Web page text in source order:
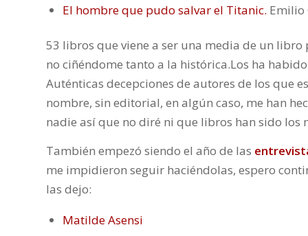
El hombre que pudo salvar el Titanic. Emilio
53 libros que viene a ser una media de un libro
no ciñéndome tanto a la histórica.Los ha
Auténticas decepciones de autores de los que
nombre, sin editorial, en algún caso, me han
nadie así que no diré ni que libros han sido los
También empezó siendo el año de las
me impidieron seguir haciéndolas, espero
las dejo:
Matilde Asensi